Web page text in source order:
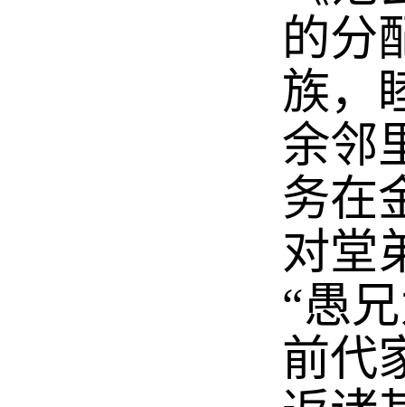
的分
族，
余邻
务在
对堂
“愚
前代